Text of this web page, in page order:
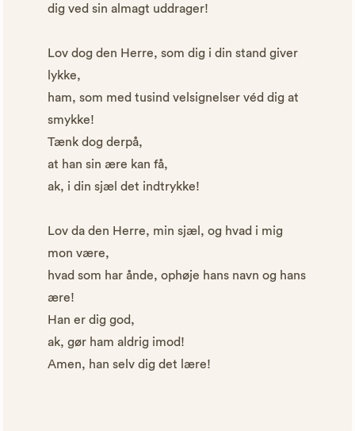
dig ved sin almagt uddrager!
Lov dog den Herre, som dig i din stand giver
lykke,
ham, som med tusind velsignelser véd dig at
smykke!
Tænk dog derpå,
at han sin ære kan få,
ak, i din sjæl det indtrykke!
Lov da den Herre, min sjæl, og hvad i mig
mon være,
hvad som har ånde, ophøje hans navn og hans
ære!
Han er dig god,
ak, gør ham aldrig imod!
Amen, han selv dig det lære!